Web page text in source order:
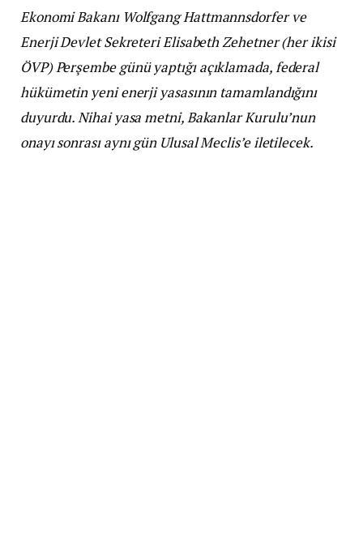
Ekonomi Bakanı Wolfgang Hattmannsdorfer ve
Enerji Devlet Sekreteri Elisabeth Zehetner (her ikisi
ÖVP) Perşembe günü yaptığı açıklamada, federal
hükümetin yeni enerji yasasının tamamlandığını
duyurdu. Nihai yasa metni, Bakanlar Kurulu’nun
onayı sonrası aynı gün Ulusal Meclis’e iletilecek.